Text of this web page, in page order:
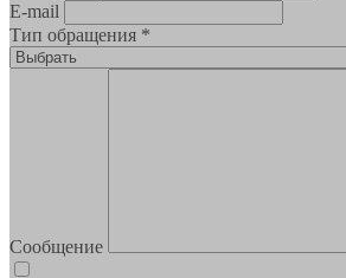
E-mail
Тип обращения *
Сообщение